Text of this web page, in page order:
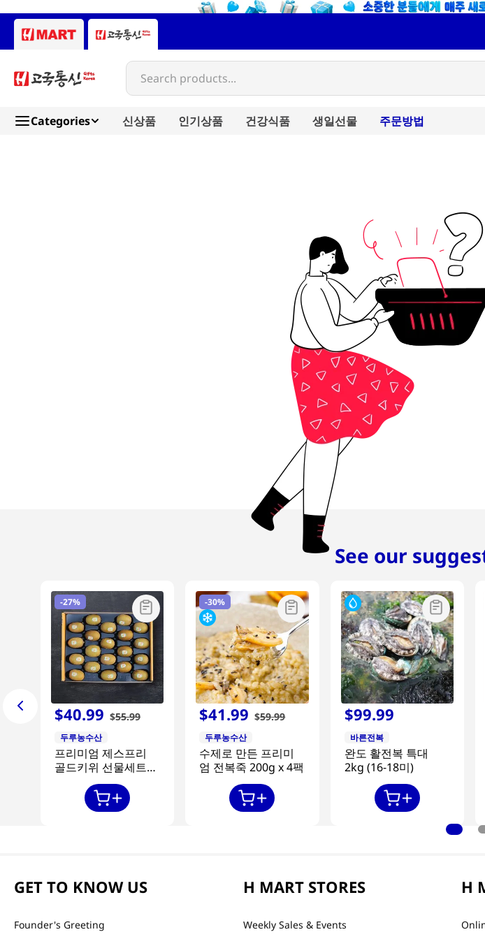
Search products...
Categories 신상품 인기상품 건강식품 생일선물 주문방법
See our
-27%
$40.99 $55.99
두루농수산
프리미엄 제스프리
골드키위 선물세트
-30%
$41.99 $59.99
두루농수산
수제로 만든 프리미
엄 전복죽 200g x 4팩
$99.99
바른전복
완도 활전복 특대
2kg (16-18미)
GET TO KNOW US
Founder's Greeting
H MART STORES
Weekly Sales & Events
H